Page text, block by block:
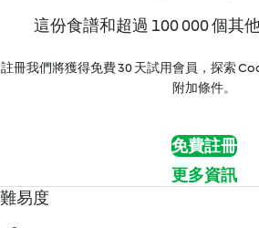
這份食譜和超過 100 000 個其
註冊我們將獲得免費 30 天試用會員，探索
附加條件。
免費註冊
更多資訊
難易度